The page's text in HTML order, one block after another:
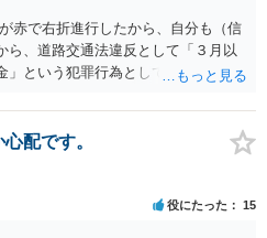
赤で右折進行したから、自分も（信
ら、道路交通法違反として「３月以
」という犯罪行為として処罰される
わけです。 そこを、「サインをしな
行犯逮捕して刑事処分（罰金でも前
インすれば反則処理（何千円程度の
ですませてあげる」という意味で
るのではなく、感謝すべきというこ
うのだったら免許証返した方がい
配です。
役にたった 15